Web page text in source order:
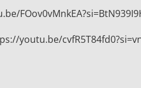
youtu.be/